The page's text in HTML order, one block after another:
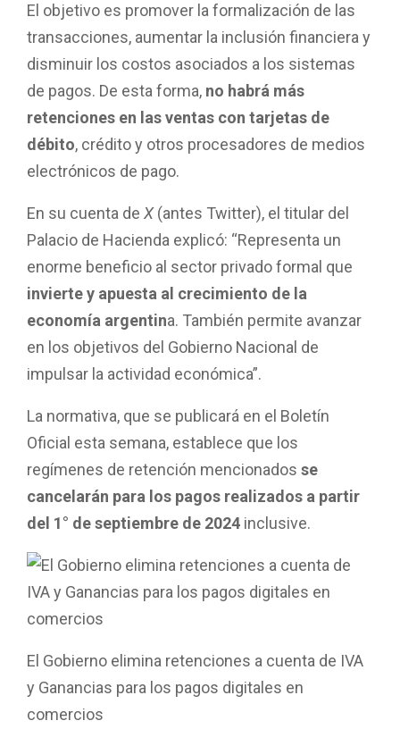
El objetivo es promover la formalización de las
transacciones, aumentar la inclusión financiera y
disminuir los costos asociados a los sistemas
de pagos. De esta forma, no habrá más
retenciones en las ventas con tarjetas de
débito, crédito y otros procesadores de medios
electrónicos de pago.
En su cuenta de X(antes Twitter), el titular del
Palacio de Hacienda explicó: “Representa un
enorme beneficio al sector privado formal que
invierte y apuesta al crecimiento de la
economía argentina. También permite avanzar
en los objetivos del Gobierno Nacional de
impulsar la actividad económica”.
La normativa, que se publicará en el Boletín
Oficial esta semana, establece que los
regímenes de retención mencionados se
cancelarán para los pagos realizados a partir
del 1° de septiembre de 2024 inclusive.
El Gobierno elimina retenciones a cuenta de IVA
y Ganancias para los pagos digitales en
comercios